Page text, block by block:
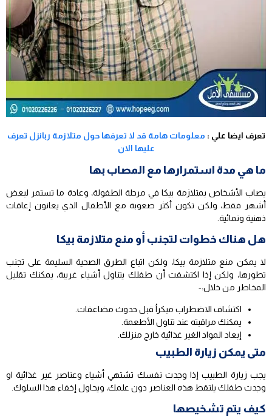
تعرف ايضا علي : معلومات هامة قد لا تعرفها حول متلازمة ربانزل تعرف
عليها الان
ما هي مدة استمرارها مع المصاب بها
يصاب الأشخاص بمتلازمة بيكا في مرحلة الطفولة، وعادة ما تستمر لبعض
أشهر فقط، ولكن تكون أكثر صعوبة مع الأطفال الذي يعانون إعاقات
ذهنية ونمائية.
هل هناك خطوات لتجنب أو منع متلازمة بيكا
لا يمكن منع متلازمة بيكا، ولكن اتباع الطرق الصحية السليمة على تجنب
تطورها، ولكن إذا اكتشفت أن طفلك يتناول أشياء غريبة، يمكنك تقليل
المخاطر من خلال:-
اكتشاف الاضطراب مبكراُ قبل حدوث مضاعفات.
يمكنك مراقبته عند تناول الأطعمة.
إبعاد المواد الغير غذائية خارج منزلك.
متى يمكن زيارة الطبيب
يجب زيارة الطبيب إذا وجدت نفسك تشتهي أشياء وعناصر غير غذائية او
وجدت طفلك يلتقط هذه العناصر دون علمك، ويحاول إخفاء هذا السلوك.
كيف يتم تشخيصها